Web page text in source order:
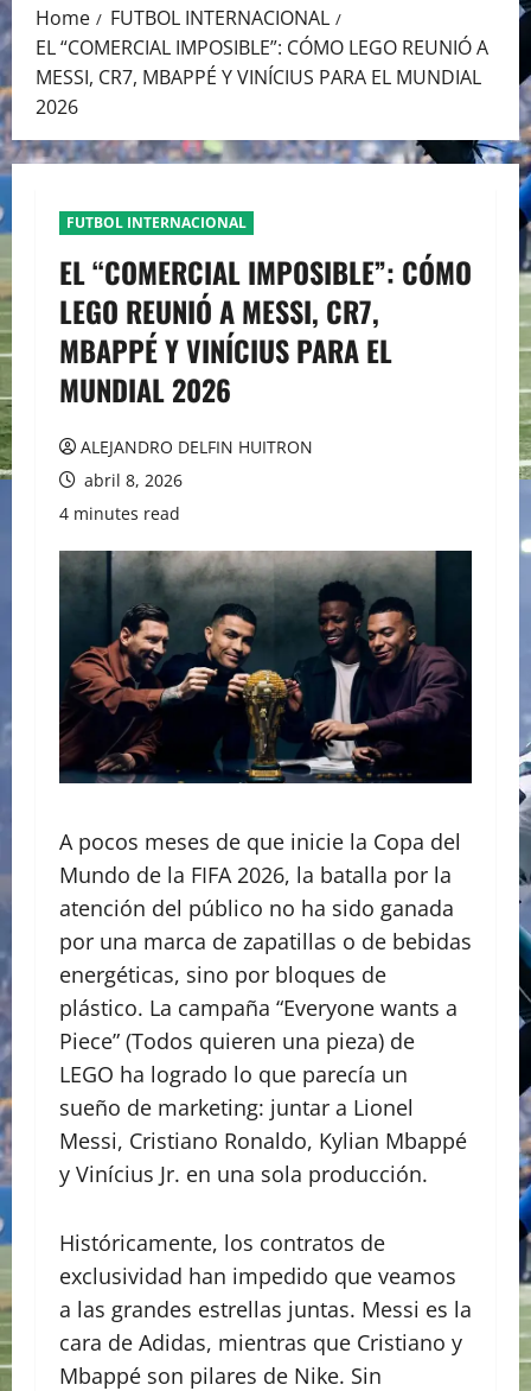
Home
FUTBOL INTERNACIONAL
EL “COMERCIAL IMPOSIBLE”: CÓMO LEGO REUNIÓ A
MESSI, CR7, MBAPPÉ Y VINÍCIUS PARA EL MUNDIAL
2026
FUTBOL INTERNACIONAL
EL “COMERCIAL IMPOSIBLE”: CÓMO
LEGO REUNIÓ A MESSI, CR7,
MBAPPÉ Y VINÍCIUS PARA EL
MUNDIAL 2026
ALEJANDRO DELFIN HUITRON
abril 8, 2026
4 minutes read
A pocos meses de que inicie la Copa del
Mundo de la FIFA 2026, la batalla por la
atención del público no ha sido ganada
por una marca de zapatillas o de bebidas
energéticas, sino por bloques de
plástico. La campaña “Everyone wants a
Piece” (Todos quieren una pieza) de
LEGO ha logrado lo que parecía un
sueño de marketing: juntar a Lionel
Messi, Cristiano Ronaldo, Kylian Mbappé
y Vinícius Jr. en una sola producción.
Históricamente, los contratos de
exclusividad han impedido que veamos
a las grandes estrellas juntas. Messi es la
cara de Adidas, mientras que Cristiano y
Mbappé son pilares de Nike. Sin